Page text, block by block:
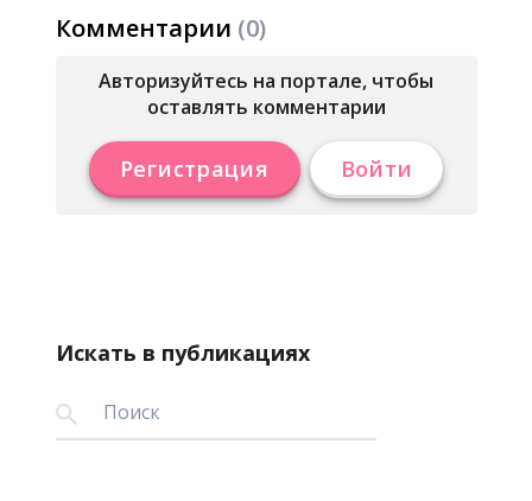
Комментарии (0)
Авторизуйтесь на портале, чтобы
оставлять комментарии
Регистрация Войти
Искать в публикациях